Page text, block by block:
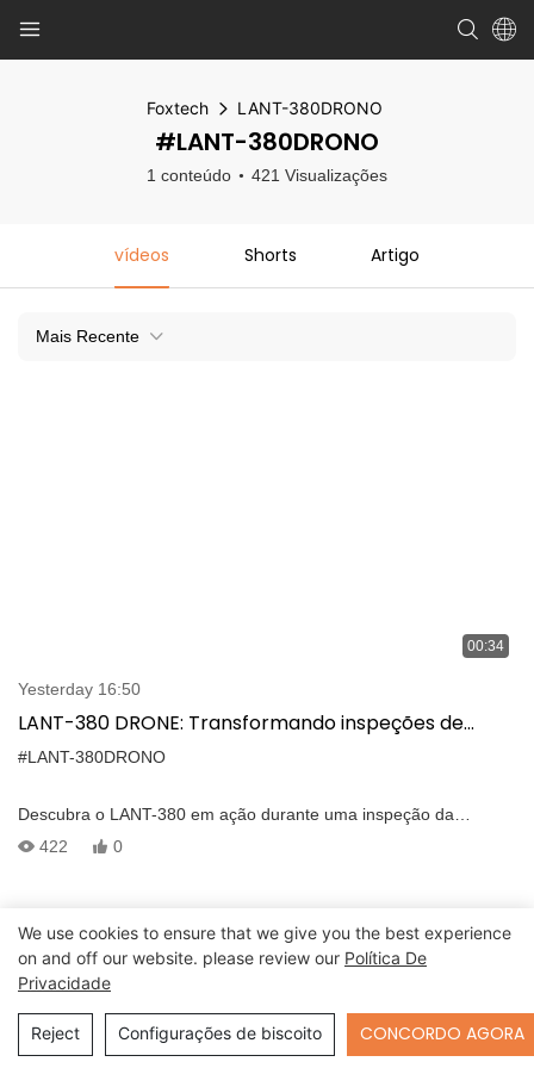
Foxtech LANT-380DRONO
#LANT-380DRONO
1 conteúdo 421 Visualizações
vídeos Shorts Artigo
Mais Recente
00:34
Yesterday 16:50
LANT-380 DRONE: Transformando inspeções de
subestação com LIDAR 3D de alta precisão &
#LANT-380DRONO
Descubra o LANT-380 em ação durante uma inspeção da
subestação! Esse drone confiável, mais seguro e econômico é
sem sinais GNSS. - 16000 Lumens Brilho: ilumine as áreas mais
escuras. - Transmissão de imagem em tempo real de 1080p:
Feedback visual claro e detalhado. - Pós-processamento em
nuvem de pontos 3D: análise de inspeção avançada. - Design
resistente à colisão: opera com segurança em condições
422 0
Send Inquiry
We use cookies to ensure that we give you the best experience
on and off our website. please review our Política De
Privacidade
Reject Configurações de biscoito CONCORDO AGORA